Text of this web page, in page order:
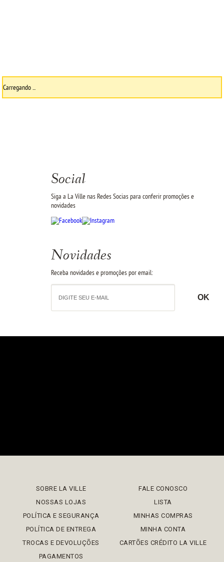
Carregando ...
Social
Siga a La Ville nas Redes Socias para conferir promoções e
novidades
Novidades
Receba novidades e promoções por email:
SOBRE LA VILLE
NOSSAS LOJAS
POLÍTICA E SEGURANÇA
POLÍTICA DE ENTREGA
TROCAS E DEVOLUÇÕES
PAGAMENTOS
FALE CONOSCO
LISTA
MINHAS COMPRAS
MINHA CONTA
CARTÕES CRÉDITO LA VILLE